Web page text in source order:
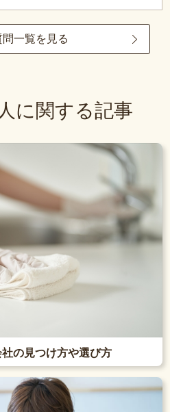
一覧を見る
に関する記事
の見つけ方や選び方